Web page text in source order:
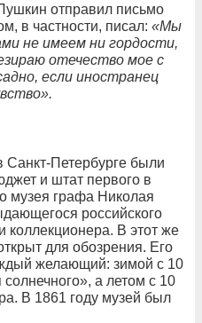
отправил письмо
в частности, писал: «Мы
не имеем ни гордости,
отечество мое с
если иностранец
Санкт-Петербурге были
и штат первого в
музея графа Николая
российского
коллекционера. В этот же
для обозрения. Его
желающий: зимой с 10
а летом с 10
В 1861 году музей был